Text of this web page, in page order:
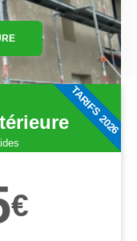
€
TARIFS 2026